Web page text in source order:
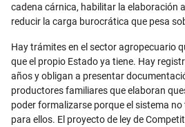
cadena cárnica, habilitar la elaboración
reducir la carga burocrática que pesa
Hay trámites en el sector agropecuario
que el propio Estado ya tiene. Hay
años y obligan a presentar
productores familiares que elaboran
poder formalizarse porque el sistema
para ellos. El proyecto de ley de